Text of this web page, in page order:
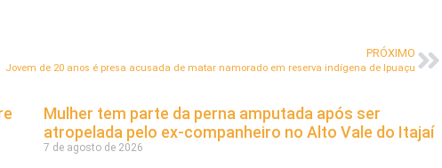
PRÓXIMO
Jovem de 20 anos é presa acusada de matar namorado em reserva indígena de Ipuaçu
Mulher tem parte da perna amputada após ser
atropelada pelo ex-companheiro no Alto Vale do Itajaí
7 de agosto de 2026